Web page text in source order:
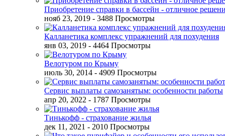
Приобретение справки в бассейн - отличное
нояб 23, 2019 - 3488 Просмотры
Калланетика комплекс упражнений для похудения
янв 03, 2019 - 4464 Просмотры
Велотуром по Крыму
июль 30, 2014 - 4909 Просмотры
Сервис выплаты самозанятым: особенности работы
апр 20, 2022 - 1787 Просмотры
Тинькофф - страхование жилья
дек 11, 2021 - 2010 Просмотры